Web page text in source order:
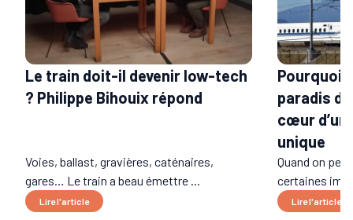
Le train doit-il devenir low-tech
? Philippe Bihouix répond
Voies, ballast, gravières, caténaires,
gares… Le train a beau émettre ...
Lire l'article
Pourquoi
paradis
cœur
unique
Quand on
certaines
Lire l'article